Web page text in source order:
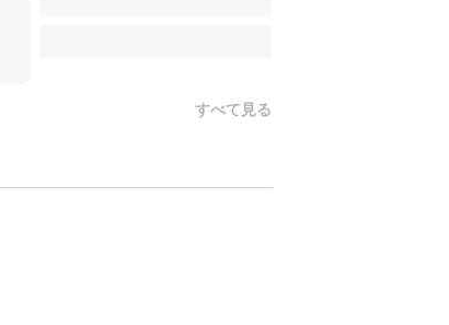
すべて見る